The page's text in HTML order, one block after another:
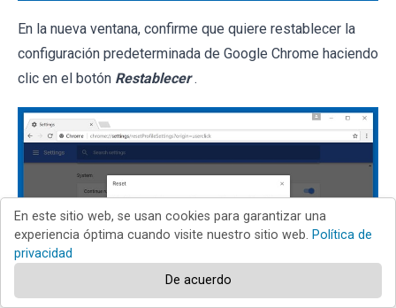
En la nueva ventana, confirme que quiere restablecer la
configuración predeterminada de Google Chrome haciendo
clic en el botón Restablecer .
En este sitio web, se usan cookies para garantizar una
experiencia óptima cuando visite nuestro sitio web. Política de
privacidad
De acuerdo